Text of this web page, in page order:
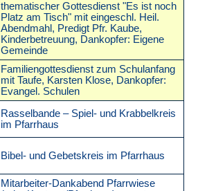
thematischer Gottesdienst "Es ist noch
Platz am Tisch" mit eingeschl. Heil.
Abendmahl, Predigt Pfr. Kaube,
Kinderbetreuung, Dankopfer: Eigene
Gemeinde
Familiengottesdienst zum Schulanfang
mit Taufe, Karsten Klose, Dankopfer:
Evangel. Schulen
Rasselbande – Spiel- und Krabbelkreis
im Pfarrhaus
Bibel- und Gebetskreis im Pfarrhaus
Mitarbeiter-Dankabend Pfarrwiese